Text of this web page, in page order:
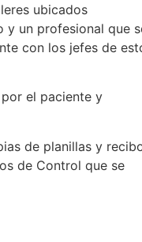
ubicados
y un profesional que
con los jefes de
el paciente y
de planillas y
de Control que se